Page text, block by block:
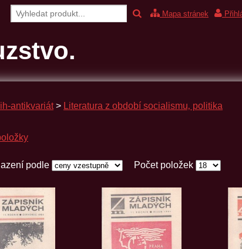
Mapa stránek
antikvariát > Literatura z období socialismu‚ politika
podle Počet položek